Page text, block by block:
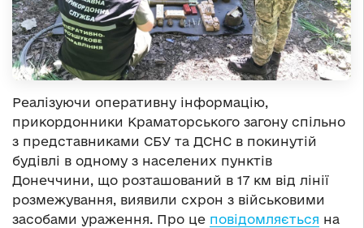
Реалізуючи оперативну інформацію,
прикордонники Краматорського загону спільно
з представниками СБУ та ДСНС в покинутій
будівлі в одному з населених пунктів
Донеччини, що розташований в 17 км від лінії
розмежування, виявили схрон з військовими
засобами ураження. Про це повідомляється на